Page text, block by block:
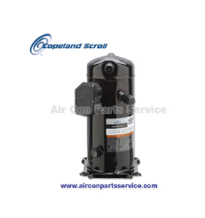
แค
ปรัน/
รัน
คา
ปา
ซิ
เตอร์
แค
ป
สตาร์ท/